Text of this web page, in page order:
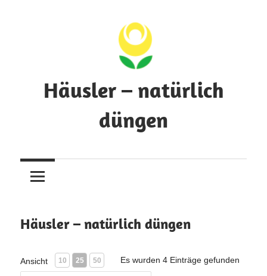
Häusler – natürlich
düngen
über
Dünger
Häusler – natürlich düngen
Ansicht 10 25 50 Es wurden 4 Einträge gefunden